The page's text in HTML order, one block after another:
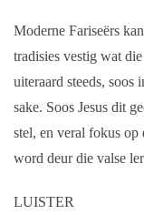
Moderne Fariseërs
tradisies vestig wat
uiteraard steeds,
sake. Soos Jesus dit
stel, en veral fokus
word deur die valse
LUISTER